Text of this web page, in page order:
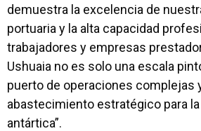
demuestra la excelencia de
portuaria y la alta capacidad
trabajadores y empresas
Ushuaia no es solo una escala
puerto de operaciones complejas
abastecimiento estratégico para
antártica”.